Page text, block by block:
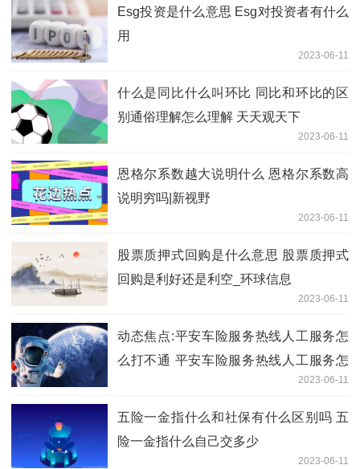
Esg投资是什么意思 Esg对投资者有什么
用
2023-06-11
什么是同比什么叫环比 同比和环比的区
别通俗理解怎么理解 天天观天下
2023-06-11
恩格尔系数越大说明什么 恩格尔系数高
说明穷吗|新视野
2023-06-11
股票质押式回购是什么意思 股票质押式
回购是利好还是利空_环球信息
2023-06-11
动态焦点:平安车险服务热线人工服务怎
么打不通 平安车险服务热线人工服务怎
2023-06-11
五险一金指什么和社保有什么区别吗 五
险一金指什么自己交多少
2023-06-11